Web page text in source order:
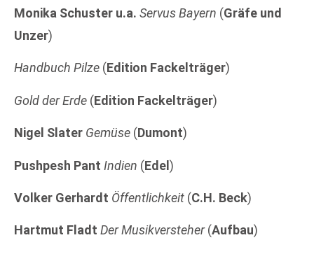
Monika Schuster u.a. Servus Bayern (Gräfe und
Unzer)
Handbuch Pilze (Edition Fackelträger)
Gold der Erde (Edition Fackelträger)
Nigel Slater Gemüse (Dumont)
Pushpesh Pant Indien (Edel)
Volker Gerhardt Öffentlichkeit (C.H. Beck)
Hartmut Fladt Der Musikversteher(Aufbau)